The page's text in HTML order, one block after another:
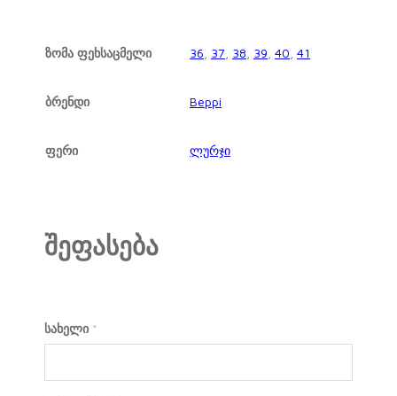
ზომა ფეხსაცმელი 36 37 38 39 40 41
ბრენდი Beppi
ფერი ლურჯი
შეფასება
სახელი *